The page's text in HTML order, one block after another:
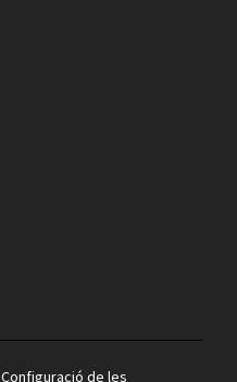
Configuració de les